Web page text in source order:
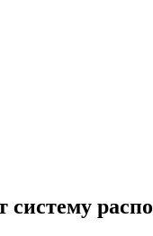
систему